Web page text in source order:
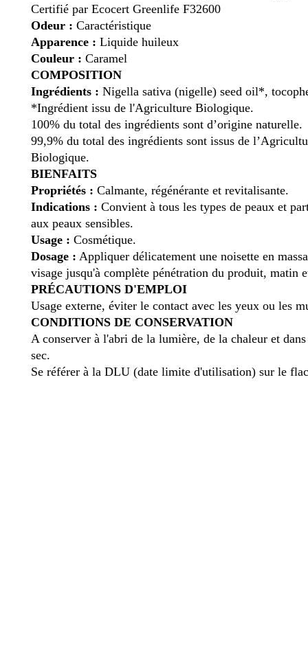
Certifié par Ecocert Greenlife F32600
Odeur : Caractéristique
Apparence : Liquide huileux
Couleur : Caramel
COMPOSITION
Ingrédients : Nigella sativa (nigelle) seed oil*,
*Ingrédient issu de l'Agriculture Biologique.
100% du total des ingrédients sont d’origine naturelle.
99,9% du total des ingrédients sont issus de
Biologique.
BIENFAITS
Propriétés : Calmante, régénérante et revitalisante.
Indications : Convient à tous les types de peaux et
aux peaux sensibles.
Usage : Cosmétique.
Dosage : Appliquer délicatement une noisette en
visage jusqu'à complète pénétration du produit, matin
PRÉCAUTIONS D'EMPLOI
Usage externe, éviter le contact avec les yeux ou les
CONDITIONS DE CONSERVATION
A conserver à l'abri de la lumière, de la chaleur et
sec.
Se référer à la DLU (date limite d'utilisation) sur le